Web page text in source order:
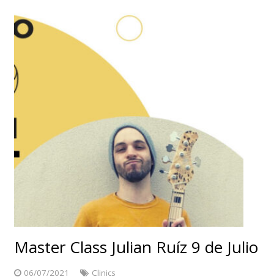
Master Class Julian Ruíz 9 de Julio
06/07/2021 Clinics